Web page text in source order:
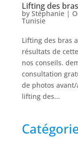
Lifting des
by Stéphanie|
Tunisie
Lifting des bras
résultats de
nos conseils.
consultation
de photos
lifting des...